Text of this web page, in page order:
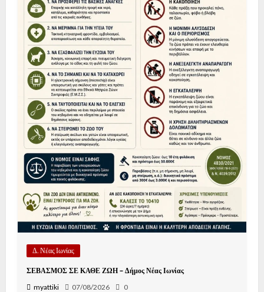
Δ. Νέας Ιωνίας
ΣΕΒΑΣΜΟΣ ΣΕ ΚΑΘΕ ΖΩΗ – Δήμος Νέας Ιωνίας
myattiki 07/08/2026 0